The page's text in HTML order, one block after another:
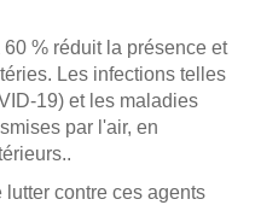
% réduit la présence et
Les infections telles
19) et les maladies
par l'air, en
contre ces agents